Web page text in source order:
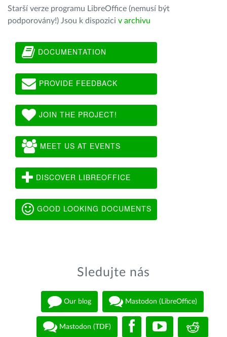
Starší verze programu LibreOffice (nemusí být
podporovány!) Jsou k dispozici v archivu
DOCUMENTATION
PROVIDE FEEDBACK
JOIN THE PROJECT!
MEET US AT EVENTS
DISCOVER LIBREOFFICE
GOOD LOOKING DOCUMENTS
Sledujte nás
Our blog Mastodon (LibreOffice)
Mastodon (TDF)